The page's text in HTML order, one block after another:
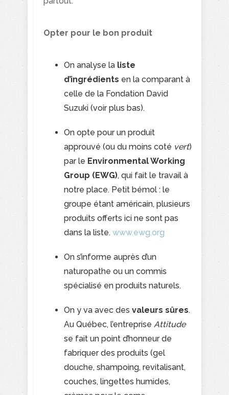
Opter pour le bon produit
On analyse la liste
d’ingrédients en la comparant à
celle de la Fondation David
Suzuki (voir plus bas).
On opte pour un produit
approuvé (ou du moins coté vert)
par le Environmental Working
Group (EWG), qui fait le travail à
notre place. Petit bémol : le
groupe étant américain, plusieurs
produits offerts ici ne sont pas
dans la liste. www.ewg.org
On s’informe auprès d’un
naturopathe ou un commis
spécialisé en produits naturels.
On y va avec des valeurs sûres.
Au Québec, l’entreprise Attitude
se fait un point d’honneur de
fabriquer des produits (gel
douche, shampoing, revitalisant,
couches, lingettes humides,